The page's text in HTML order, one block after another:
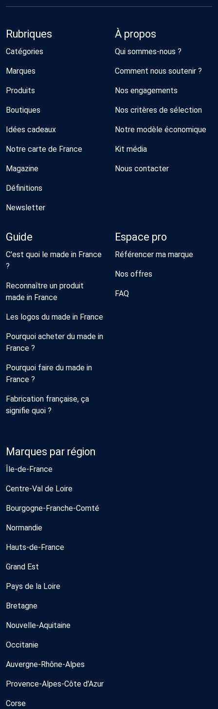
Rubriques
Catégories
Marques
Produits
Boutiques
Idées cadeaux
Notre carte de France
Magazine
Définitions
Newsletter
À propos
Qui sommes-nous ?
Comment nous soutenir ?
Nos engagements
Nos critères de sélection
Notre modèle économique
Kit média
Nous contacter
Guide
C'est quoi le made in France
?
Reconnaître un produit
made in France
Les logos du made in France
Pourquoi acheter du made in
France ?
Pourquoi faire du made in
France ?
Fabrication française, ça
signifie quoi ?
Espace pro
Référencer ma marque
Nos offres
FAQ
Marques par région
Île-de-France
Centre-Val de Loire
Bourgogne-Franche-Comté
Normandie
Hauts-de-France
Grand Est
Pays de la Loire
Bretagne
Nouvelle-Aquitaine
Occitanie
Auvergne-Rhône-Alpes
Provence-Alpes-Côte d'Azur
Corse